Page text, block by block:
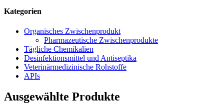
Kategorien
Organisches Zwischenprodukt
Pharmazeutische Zwischenprodukte
Tägliche Chemikalien
Desinfektionsmittel und Antiseptika
Veterinärmedizinische Rohstoffe
APIs
Ausgewählte Produkte